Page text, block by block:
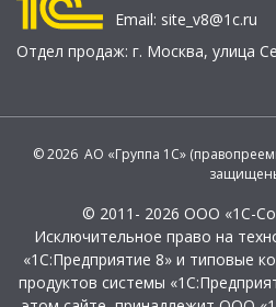
Email: site_v8@1c.ru
Отдел продаж: г. Москва, улица
© 2026 АО «Группа 1С»
© 2011- 2026 ООО «1С-
Исключительное право на
«1С:Предприятие 8» и типовые
продуктов системы